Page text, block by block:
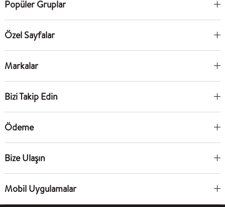
Popüler Gruplar
Özel Sayfalar
Markalar
Bizi Takip Edin
Ödeme
Bize Ulaşın
Mobil Uygulamalar